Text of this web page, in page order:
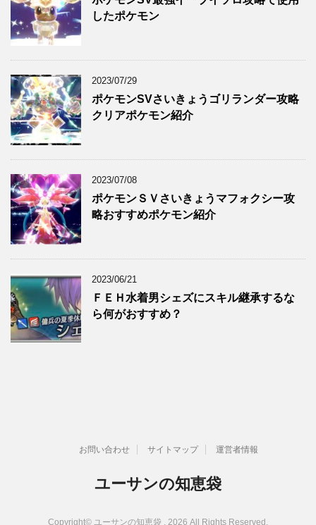
したポケモン
2023/07/29
ポケモンSVさいきょうゴリランダー攻略
クリアポケモン紹介
2023/07/08
ポケモンＳＶさいきょうマフォクシー攻
略おすすめポケモン紹介
2023/06/21
ＦＥＨ水着男シェズにスキル継承するな
ら何がおすすめ？
お問い合わせ サイトマップ 運営者情報
ユーサンの知恵袋
Copyright© ユーサンの知恵袋 , 2026 All Rights Reserved.